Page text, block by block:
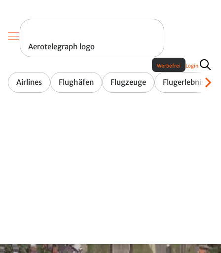
Aerotelegraph logo
Airlines Flughäfen Flugzeuge Flugerlebnis
Werbefrei Login